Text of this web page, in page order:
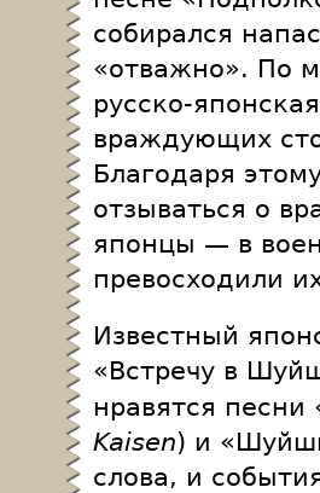
собирался
«отважно». По
русско-
враждующих
Благодаря
отзываться о
японцы — в
превосходили
Известный
«Встречу в
нравятся песни
Kaisen) и
слова, и